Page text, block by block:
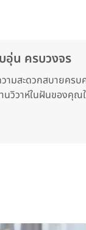
อุ่น ครบวงจร
ามสะดวกสบายครบ
วิวาห์ในฝันของคุณ